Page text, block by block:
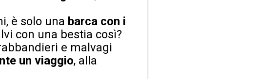
è solo una barca con i
con una bestia così?
e malvagi
un viaggio, alla